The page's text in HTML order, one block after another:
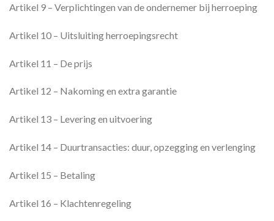
Artikel 9 – Verplichtingen van de ondernemer bij herroeping
Artikel 10 – Uitsluiting herroepingsrecht
Artikel 11 – De prijs
Artikel 12 – Nakoming en extra garantie
Artikel 13 – Levering en uitvoering
Artikel 14 – Duurtransacties: duur, opzegging en verlenging
Artikel 15 – Betaling
Artikel 16 – Klachtenregeling